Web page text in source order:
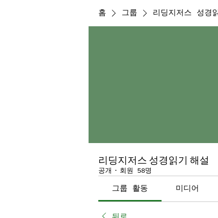
홈 그룹 리딩지저스 성경
리딩지저스 성경읽기 해설
공개 · 회원 58명
그룹 활동 미디어